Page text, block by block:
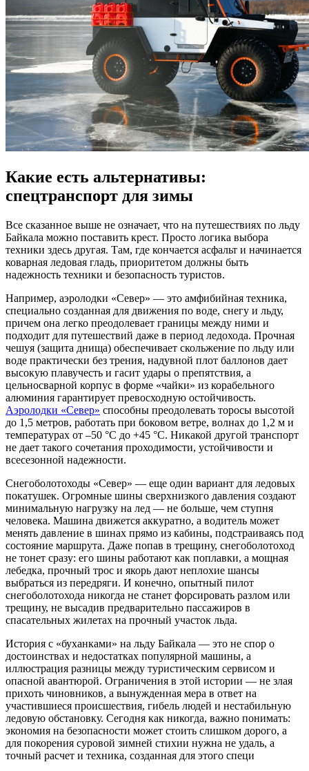
Какие есть альтернативы:
спецтранспорт для зимы
Все сказанное выше не означает, что на путешествиях по льду
Байкала можно поставить крест. Просто логика выбора
техники здесь другая. Там, где кончается асфальт и начинается
коварная ледовая гладь, приоритетом должны быть
надежность техники и безопасность туристов.
Например, аэролодки «Север» — это амфибийная техника,
специально созданная для движения по воде, снегу и льду,
причем она легко преодолевает границы между ними и
подходит для путешествий даже в период ледохода. Прочная
чешуя (защита днища) обеспечивает скольжение по льду или
воде практически без трения, надувной плот баллонов дает
высокую плавучесть и гасит удары о препятствия, а
цельносварной корпус в форме «чайки» из корабельного
алюминия гарантирует превосходную остойчивость.
Аэролодки «Север» способны преодолевать торосы высотой
до 1,5 метров, работать при боковом ветре, волнах до 1,2 м и
температурах от –50 °C до +45 °C. Никакой другой транспорт
не дает такого сочетания проходимости, устойчивости и
всесезонной надежности.
Снегоболотоходы «Север» — еще один вариант для ледовых
покатушек. Огромные шины сверхнизкого давления создают
минимальную нагрузку на лед — не больше, чем ступня
человека. Машина движется аккуратно, а водитель может
менять давление в шинах прямо из кабины, подстраиваясь под
состояние маршрута. Даже попав в трещину, снегоболотоход
не тонет сразу: его шины работают как поплавки, а мощная
лебедка, прочный трос и якорь дают неплохие шансы
выбраться из передряги. И конечно, опытный пилот
снегоболотохода никогда не станет форсировать разлом или
трещину, не высадив предварительно пассажиров в
спасательных жилетах на прочный участок льда.
История с «буханками» на льду Байкала — это не спор о
достоинствах и недостатках популярной машины, а
иллюстрация разницы между туристическим сервисом и
опасной авантюрой. Ограничения в этой истории — не злая
прихоть чиновников, а вынужденная мера в ответ на
участившиеся происшествия, гибель людей и нестабильную
ледовую обстановку. Сегодня как никогда, важно понимать:
экономия на безопасности может стоить слишком дорого, а
для покорения суровой зимней стихии нужна не удаль, а
точный расчет и техника, созданная для этого специ